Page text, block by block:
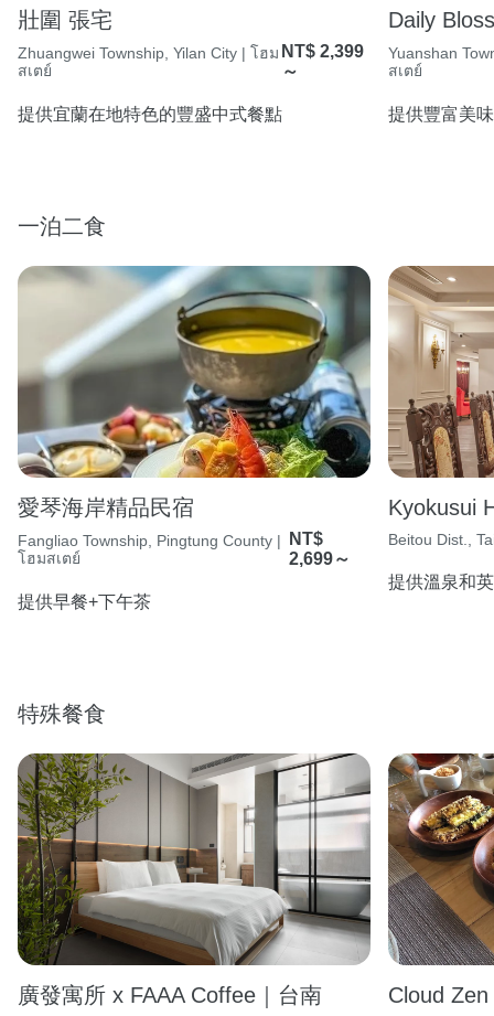
壯圍 張宅
Zhuangwei Township, Yilan City | โฮม
สเตย์
NT$ 2,399
～
提供宜蘭在地特色的豐盛中式餐點
Daily
Yuanshan
สเตย์
提供豐富美
一泊二食
愛琴海岸精品民宿
Fangliao Township, Pingtung County |
โฮมสเตย์
NT$
2,699～
提供早餐+下午茶
Kyokusui
Beitou Dist.,
提供溫泉和
特殊餐食
廣發寓所 x FAAA Coffee｜台南 Cloud